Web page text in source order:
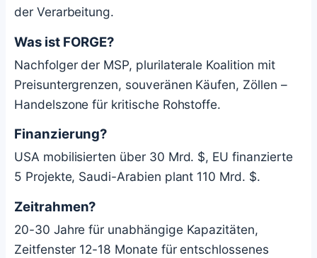
der Verarbeitung.
Was ist FORGE?
Nachfolger der MSP, plurilaterale Koalition mit
Preisuntergrenzen, souveränen Käufen, Zöllen –
Handelszone für kritische Rohstoffe.
Finanzierung?
USA mobilisierten über 30 Mrd. $, EU finanzierte
5 Projekte, Saudi-Arabien plant 110 Mrd. $.
Zeitrahmen?
20-30 Jahre für unabhängige Kapazitäten,
Zeitfenster 12-18 Monate für entschlossenes